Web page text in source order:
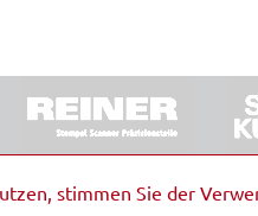
stimmen Sie der
& Co. KG